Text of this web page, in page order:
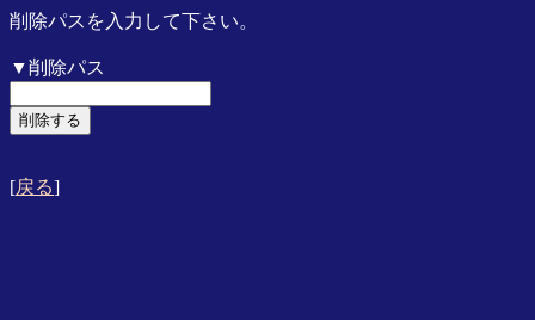
削除パスを入力して下さい。
▼削除パス
[戻る]